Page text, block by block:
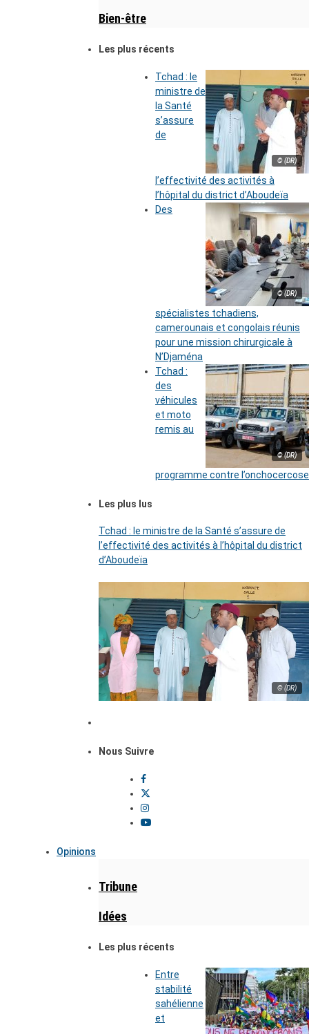
Bien-être
Les plus récents
© (DR)
Tchad : le
ministre de
la Santé
s’assure
de
l’effectivité des activités à
l’hôpital du district d’Aboudeïa
© (DR)
Des
spécialistes tchadiens,
camerounais et congolais réunis
pour une mission chirurgicale à
N’Djaména
© (DR)
Tchad :
des
véhicules
et moto
remis au
programme contre l’onchocercose
Les plus lus
Tchad : le ministre de la Santé s’assure de
l’effectivité des activités à l’hôpital du district
d’Aboudeïa
© (DR)
Nous Suivre
Opinions
Tribune
Idées
Les plus récents
Entre
stabilité
sahélienne
et